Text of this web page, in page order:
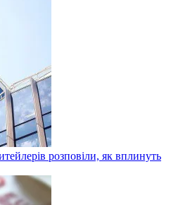
розповіли, як вплинуть